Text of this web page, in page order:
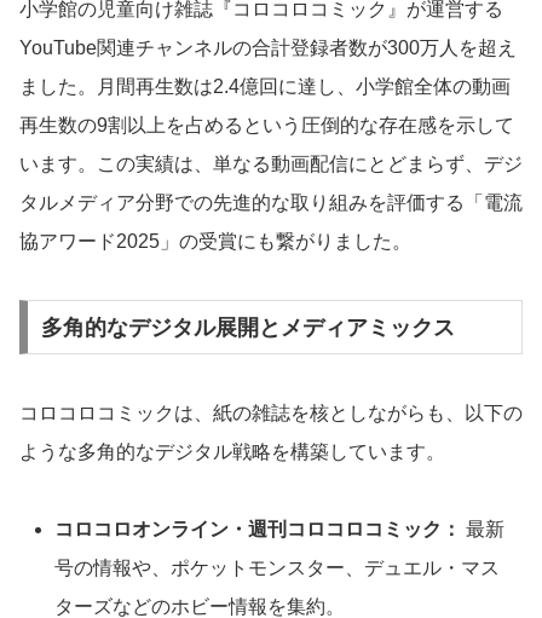
小学館の児童向け雑誌『コロコロコミック』が運営する
YouTube関連チャンネルの合計登録者数が300万人を超え
ました。月間再生数は2.4億回に達し、小学館全体の動画
再生数の9割以上を占めるという圧倒的な存在感を示して
います。この実績は、単なる動画配信にとどまらず、デジ
タルメディア分野での先進的な取り組みを評価する「電流
協アワード2025」の受賞にも繋がりました。
多角的なデジタル展開とメディアミックス
コロコロコミックは、紙の雑誌を核としながらも、以下の
ような多角的なデジタル戦略を構築しています。
コロコロオンライン・週刊コロコロコミック： 最新
号の情報や、ポケットモンスター、デュエル・マス
ターズなどのホビー情報を集約。